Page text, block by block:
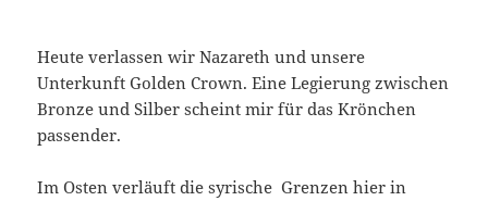
Heute verlassen wir Nazareth und unsere
Unterkunft Golden Crown. Eine Legierung zwischen
Bronze und Silber scheint mir für das Krönchen
passender.
Im Osten verläuft die syrische Grenzen hier in